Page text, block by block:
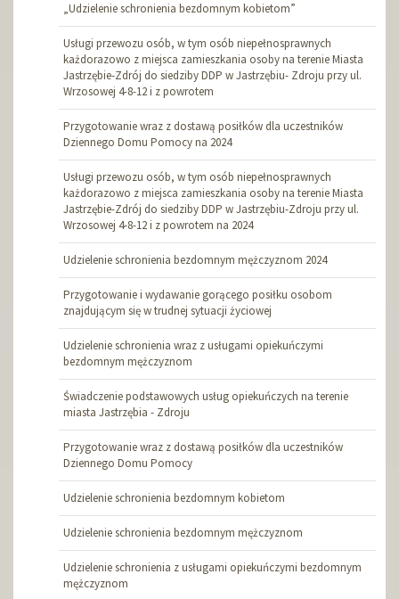
„Udzielenie schronienia bezdomnym kobietom”
Usługi przewozu osób, w tym osób niepełnosprawnych
każdorazowo z miejsca zamieszkania osoby na terenie Miasta
Jastrzębie-Zdrój do siedziby DDP w Jastrzębiu- Zdroju przy ul.
Wrzosowej 4-8-12 i z powrotem
Przygotowanie wraz z dostawą posiłków dla uczestników
Dziennego Domu Pomocy na 2024
Usługi przewozu osób, w tym osób niepełnosprawnych
każdorazowo z miejsca zamieszkania osoby na terenie Miasta
Jastrzębie-Zdrój do siedziby DDP w Jastrzębiu-Zdroju przy ul.
Wrzosowej 4-8-12 i z powrotem na 2024
Udzielenie schronienia bezdomnym mężczyznom 2024
Przygotowanie i wydawanie gorącego posiłku osobom
znajdującym się w trudnej sytuacji życiowej
Udzielenie schronienia wraz z usługami opiekuńczymi
bezdomnym mężczyznom
Świadczenie podstawowych usług opiekuńczych na terenie
miasta Jastrzębia - Zdroju
Przygotowanie wraz z dostawą posiłków dla uczestników
Dziennego Domu Pomocy
Udzielenie schronienia bezdomnym kobietom
Udzielenie schronienia bezdomnym mężczyznom
Udzielenie schronienia z usługami opiekuńczymi bezdomnym
mężczyznom